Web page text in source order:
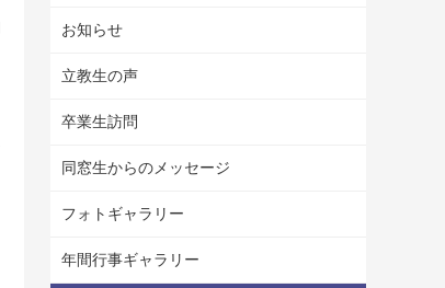
お知らせ
立教生の声
卒業生訪問
同窓生からのメッセージ
フォトギャラリー
年間行事ギャラリー